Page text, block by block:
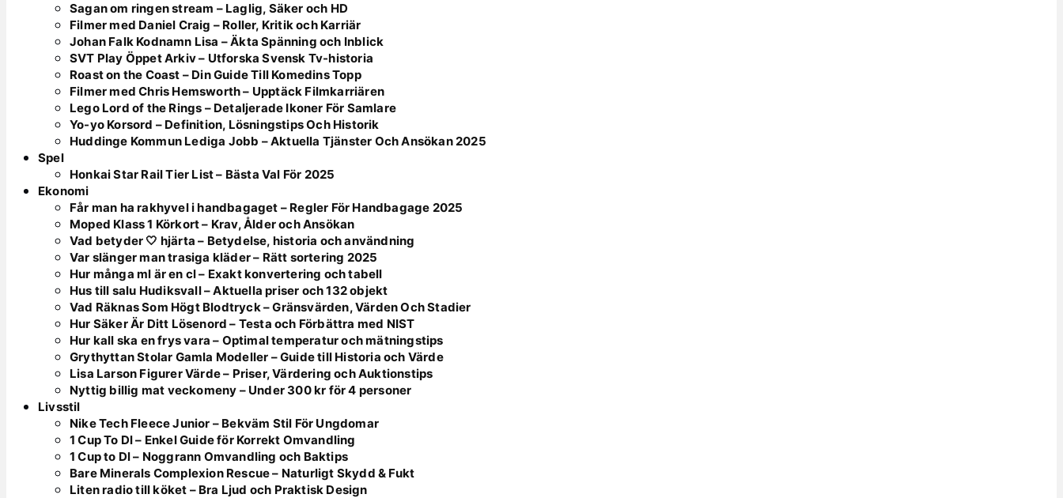
Sagan om ringen stream – Laglig, Säker och HD
Filmer med Daniel Craig – Roller, Kritik och Karriär
Johan Falk Kodnamn Lisa – Äkta Spänning och Inblick
SVT Play Öppet Arkiv – Utforska Svensk Tv-historia
Roast on the Coast – Din Guide Till Komedins Topp
Filmer med Chris Hemsworth – Upptäck Filmkarriären
Lego Lord of the Rings – Detaljerade Ikoner För Samlare
Yo-yo Korsord – Definition, Lösningstips Och Historik
Huddinge Kommun Lediga Jobb – Aktuella Tjänster Och Ansökan 2025
Spel
Honkai Star Rail Tier List – Bästa Val För 2025
Ekonomi
Får man ha rakhyvel i handbagaget – Regler För Handbagage 2025
Moped Klass 1 Körkort – Krav, Ålder och Ansökan
Vad betyder 🤍 hjärta – Betydelse, historia och användning
Var slänger man trasiga kläder – Rätt sortering 2025
Hur många ml är en cl – Exakt konvertering och tabell
Hus till salu Hudiksvall – Aktuella priser och 132 objekt
Vad Räknas Som Högt Blodtryck – Gränsvärden, Värden Och Stadier
Hur Säker Är Ditt Lösenord – Testa och Förbättra med NIST
Hur kall ska en frys vara – Optimal temperatur och mätningstips
Grythyttan Stolar Gamla Modeller – Guide till Historia och Värde
Lisa Larson Figurer Värde – Priser, Värdering och Auktionstips
Nyttig billig mat veckomeny – Under 300 kr för 4 personer
Livsstil
Nike Tech Fleece Junior – Bekväm Stil För Ungdomar
1 Cup To Dl – Enkel Guide för Korrekt Omvandling
1 Cup to Dl – Noggrann Omvandling och Baktips
Bare Minerals Complexion Rescue – Naturligt Skydd & Fukt
Liten radio till köket – Bra Ljud och Praktisk Design